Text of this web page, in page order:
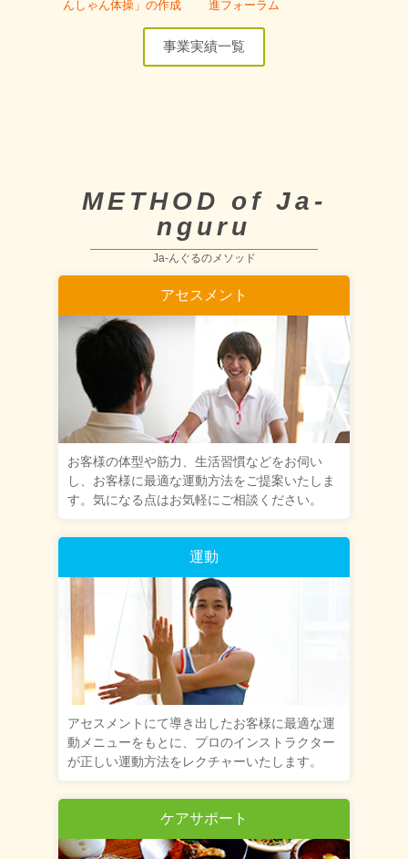
んしゃん体操」の作成 進フォーラム
事業実績一覧
METHOD of Ja-
nguru
Ja-んぐるのメソッド
アセスメント
お客様の体型や筋力、生活習慣などをお伺い
し、お客様に最適な運動方法をご提案いたしま
す。気になる点はお気軽にご相談ください。
運動
アセスメントにて導き出したお客様に最適な運
動メニューをもとに、プロのインストラクター
が正しい運動方法をレクチャーいたします。
ケアサポート